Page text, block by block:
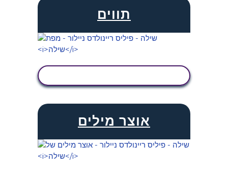
תווים
אוצר מילים